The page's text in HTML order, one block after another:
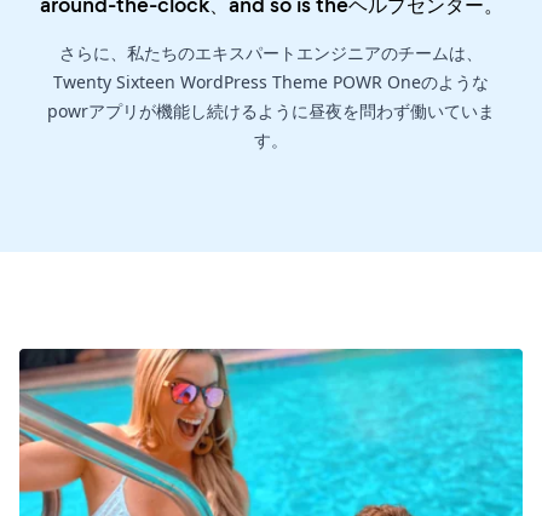
さらに、私たちのエキスパートエンジニアのチームは、
Twenty Sixteen WordPress Theme POWR Oneのような
powrアプリが機能し続けるように昼夜を問わず働いていま
す。